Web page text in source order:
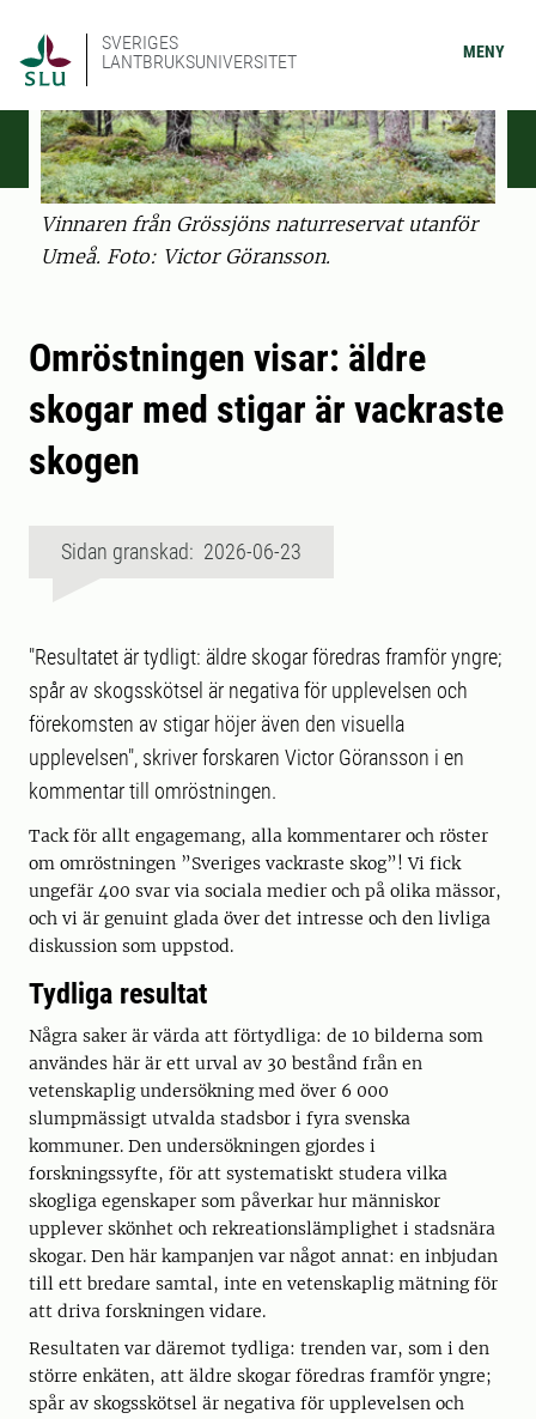
SVERIGES
LANTBRUKSUNIVERSITET
MENY
Vinnaren från Grössjöns naturreservat utanför
Umeå. Foto: Victor Göransson.
Omröstningen visar: äldre
skogar med stigar är vackraste
skogen
Sidan granskad: 2026-06-23
"Resultatet är tydligt: äldre skogar föredras framför yngre;
spår av skogsskötsel är negativa för upplevelsen och
förekomsten av stigar höjer även den visuella
upplevelsen", skriver forskaren Victor Göransson i en
kommentar till omröstningen.
Tack för allt engagemang, alla kommentarer och röster
om omröstningen ”Sveriges vackraste skog”! Vi fick
ungefär 400 svar via sociala medier och på olika mässor,
och vi är genuint glada över det intresse och den livliga
diskussion som uppstod.
Tydliga resultat
Några saker är värda att förtydliga: de 10 bilderna som
användes här är ett urval av 30 bestånd från en
vetenskaplig undersökning med över 6 000
slumpmässigt utvalda stadsbor i fyra svenska
kommuner. Den undersökningen gjordes i
forskningssyfte, för att systematiskt studera vilka
skogliga egenskaper som påverkar hur människor
upplever skönhet och rekreationslämplighet i stadsnära
skogar. Den här kampanjen var något annat: en inbjudan
till ett bredare samtal, inte en vetenskaplig mätning för
att driva forskningen vidare.
Resultaten var däremot tydliga: trenden var, som i den
större enkäten, att äldre skogar föredras framför yngre;
spår av skogsskötsel är negativa för upplevelsen och